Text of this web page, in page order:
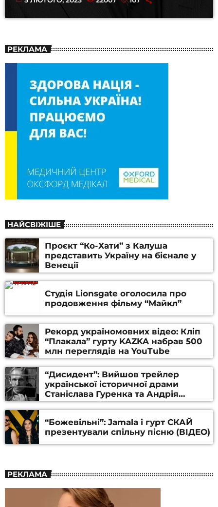
РЕКЛАМА
НАЙСВІЖІШЕ
Проєкт “Ко-Хати” з Калуша
представить Україну на бієнале у
Венеції
Студія Lionsgate оголосила про
продовження фільму “Майкл”
Рекорд україномовних відео: Кліп
“Плакала” гурту KAZKA набрав 500
млн переглядів на YouTube
“Дисидент”: Вийшов трейлер
української історичної драми
Станіслава Гуренка та Андрія
Алфьорова (ВІДЕО)
“Божевільні”: Jamala і гурт СКАЙ
презентували спільну пісню (ВІДЕО)
РЕКЛАМА